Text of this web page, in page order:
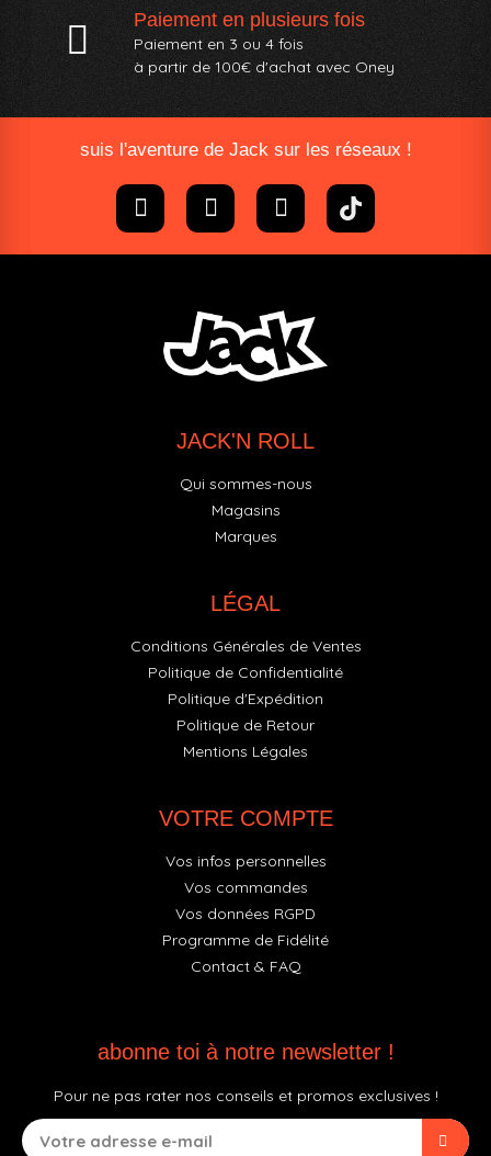
Paiement en plusieurs fois
Paiement en 3 ou 4 fois
à partir de 100€ d'achat avec Oney​
suis l'aventure de Jack sur les réseaux !
JACK'N ROLL
Qui sommes-nous
Magasins
Marques
LÉGAL
Conditions Générales de Ventes
Politique de Confidentialité
Politique d'Expédition
Politique de Retour
Mentions Légales
VOTRE COMPTE
Vos infos personnelles
Vos commandes
Vos données RGPD
Programme de Fidélité
Contact & FAQ
abonne toi à notre newsletter !
Pour ne pas rater nos conseils et promos exclusives !